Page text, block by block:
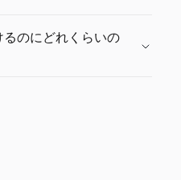
のにどれくらいの